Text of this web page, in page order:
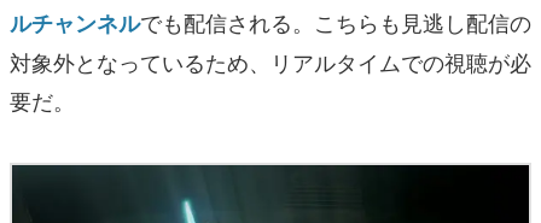
ルチャンネルでも配信される。こちらも見逃し配信の
対象外となっているため、リアルタイムでの視聴が必
要だ。